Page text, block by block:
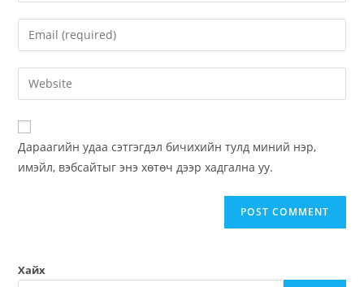
Дараагийн удаа сэтгэгдэл бичихийн тулд миний нэр,
имэйл, вэбсайтыг энэ хөтөч дээр хадгална уу.
Хайх